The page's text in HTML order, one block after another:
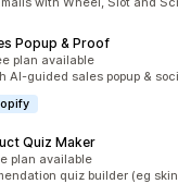
Popup & Proof
plan available
AI-guided sales popup &
Quiz Maker
plan available
quiz builder (eg